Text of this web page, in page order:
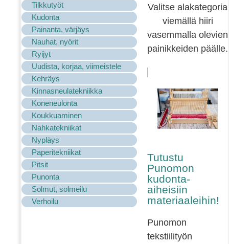
Tilkkutyöt
Kudonta
Painanta, värjäys
Nauhat, nyörit
Ryijyt
Uudista, korjaa, viimeistele
Kehräys
Kinnasneulatekniikka
Koneneulonta
Koukkuaminen
Nahkatekniikat
Nypläys
Paperitekniikat
Pitsit
Punonta
Solmut, solmeilu
Verhoilu
Valitse alakategoria
viemällä hiiri
vasemmalla olevien
painikkeiden päälle.
Tutustu
Punomon
kudonta-
aiheisiin
materiaaleihin!
Punomon
tekstiilityön